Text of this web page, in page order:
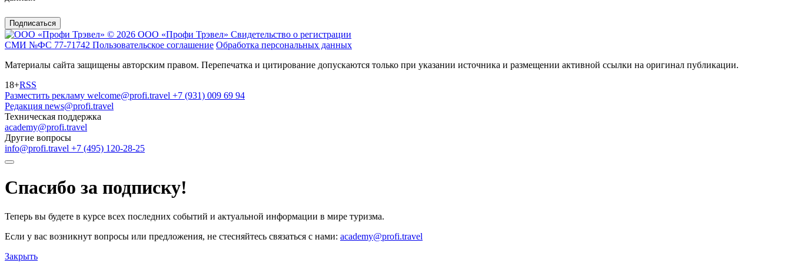
Подписаться
© 2026 ООО «Профи Трэвeл» Свидетельство о регистрации
СМИ №ФС 77-71742 Пользовательское соглашение Обработка персональных данных
Материалы сайта защищены авторским правом. Перепечатка и цитирование допускаются только при указании источника и размещении активной ссылки на оригинал публикации.
18+RSS
Разместить рекламу welcome@profi.travel +7 (931) 009 69 94
Редакция news@profi.travel
Техническая поддержка
academy@profi.travel
Другие вопросы
info@profi.travel +7 (495) 120-28-25
Спасибо за подписку!
Теперь вы будете в курсе всех последних событий и актуальной информации в мире туризма.
Если у вас возникнут вопросы или предложения, не стесняйтесь связаться с нами: academy@profi.travel
Закрыть